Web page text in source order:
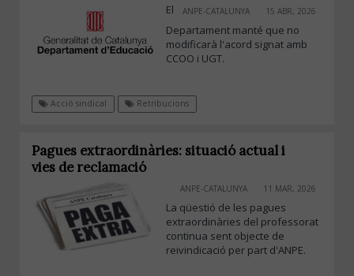
ANPE-CATALUNYA 15 ABR, 2026
El
Departament manté que no
modificarà l'acord signat amb
CCOO i UGT.
Acció sindical Retribucions
Pagues extraordinàries: situació actual i
vies de reclamació
ANPE-CATALUNYA 11 MAR, 2026
La qüestió de les pagues
extraordinàries del professorat
continua sent objecte de
reivindicació per part d'ANPE.